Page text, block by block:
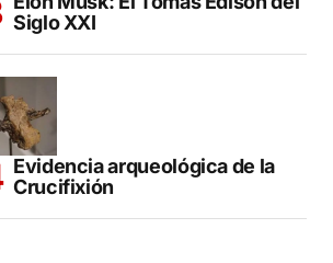
Siglo XXI
Evidencia arqueológica de la
Crucifixión